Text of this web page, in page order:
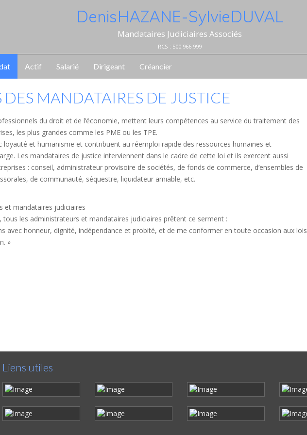
Denis HAZANE - Sylvie DUVAL
Mandataires Judiciaires Associés
RCS : 500.966.999
Actif Salarié Dirigeant Créancier
DES MANDATAIRES DE JUSTICE
du droit et de l’économie, mettent leurs compétences au service du traitement des
les plus grandes comme les PME ou les TPE.
loyauté et humanisme et contribuent au réemploi rapide des ressources humaines et
Les mandataires de justice interviennent dans le cadre de cette loi et ils exercent aussi
: conseil, administrateur provisoire de sociétés, de fonds de commerce, d’ensembles de
de communauté, séquestre, liquidateur amiable, etc.
et mandataires judiciaires
tous les administrateurs et mandataires judiciaires prêtent ce serment :
avec honneur, dignité, indépendance et probité, et de me conformer en toute occasion aux lois
»
Liens utiles